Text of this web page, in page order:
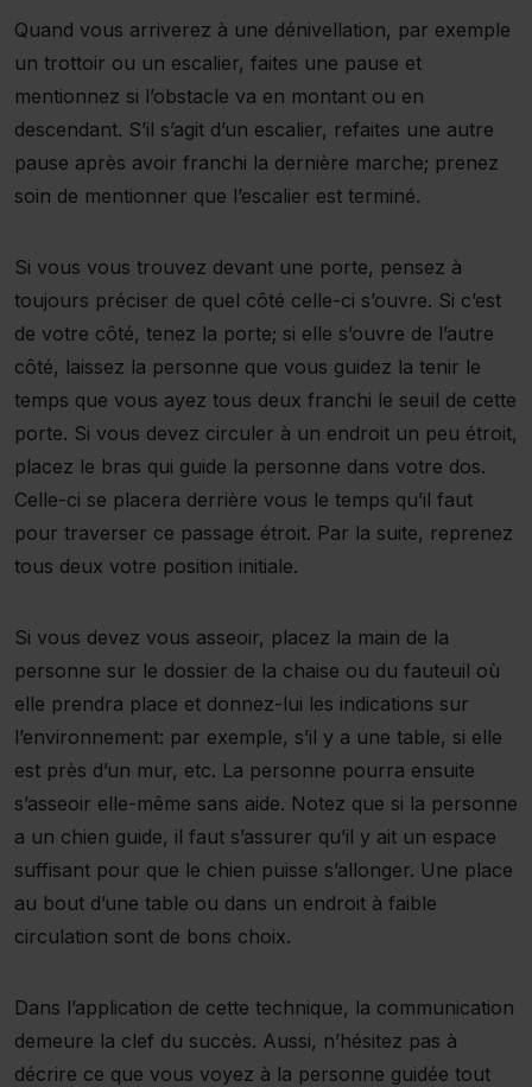
Quand vous arriverez à une dénivellation, par exemple
un trottoir ou un escalier, faites une pause et
mentionnez si l’obstacle va en montant ou en
descendant. S’il s’agit d’un escalier, refaites une autre
pause après avoir franchi la dernière marche; prenez
soin de mentionner que l’escalier est terminé.
Si vous vous trouvez devant une porte, pensez à
toujours préciser de quel côté celle-ci s’ouvre. Si c’est
de votre côté, tenez la porte; si elle s’ouvre de l’autre
côté, laissez la personne que vous guidez la tenir le
temps que vous ayez tous deux franchi le seuil de cette
porte. Si vous devez circuler à un endroit un peu étroit,
placez le bras qui guide la personne dans votre dos.
Celle-ci se placera derrière vous le temps qu’il faut
pour traverser ce passage étroit. Par la suite, reprenez
tous deux votre position initiale.
Si vous devez vous asseoir, placez la main de la
personne sur le dossier de la chaise ou du fauteuil où
elle prendra place et donnez-lui les indications sur
l’environnement: par exemple, s’il y a une table, si elle
est près d’un mur, etc. La personne pourra ensuite
s’asseoir elle-même sans aide. Notez que si la personne
a un chien guide, il faut s’assurer qu’il y ait un espace
suffisant pour que le chien puisse s’allonger. Une place
au bout d’une table ou dans un endroit à faible
circulation sont de bons choix.
Dans l’application de cette technique, la communication
demeure la clef du succès. Aussi, n’hésitez pas à
décrire ce que vous voyez à la personne guidée tout